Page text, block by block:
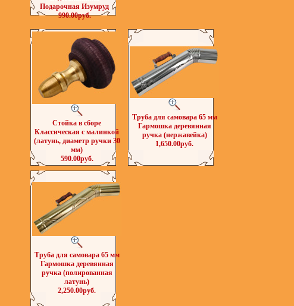
Подарочная Изумруд
990.00руб.
Стойка в сборе
Классическая с малинкой
(латунь, диаметр ручки 30
мм)
590.00руб.
Труба для самовара 65 мм
Гармошка деревянная
ручка (нержавейка)
1,650.00руб.
Труба для самовара 65 мм
Гармошка деревянная
ручка (полированная
латунь)
2,250.00руб.